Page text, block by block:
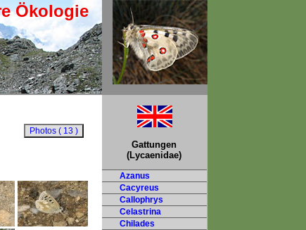
Ökologie
Gattungen
(Lycaenidae)
Azanus
Cacyreus
Callophrys
Celastrina
Chilades